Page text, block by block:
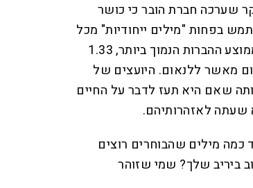
שערכה חברת הובר כי כושר
בפחות "מילים ייחודיות" מכל
נשיא לפניו, ושהוא משתמש במילים עם ממוצע ההברות הנמוך ביותר, 1.33
מאשר ללנאום. היועצים של
שאם היא תעז לדבר על החיים
לאזהרותיהם.
מילים שהבוחרים רוצים
ביריב שלך? שמי שזוהר